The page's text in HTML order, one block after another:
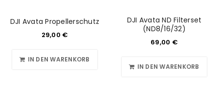
DJI Avata Propellerschutz
29,00 €
IN DEN WARENKORB
DJI Avata ND Filterset
(ND8/16/32)
69,00 €
IN DEN WARENKORB